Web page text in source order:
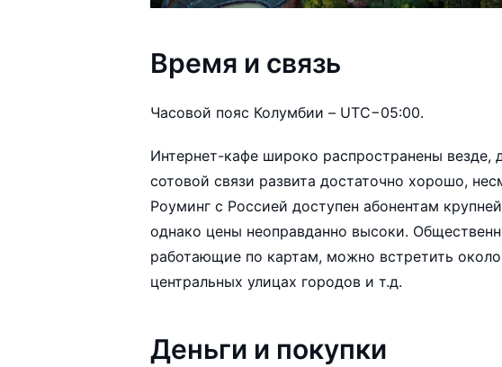
Время и связь
Часовой пояс Колумбии – UTC−05:00.
Интернет-кафе широко распространены
сотовой связи развита достаточно хорошо,
Роуминг с Россией доступен абонентам
однако цены неоправданно высоки.
работающие по картам, можно встретить
центральных улицах городов и т.д.
Деньги и покупки